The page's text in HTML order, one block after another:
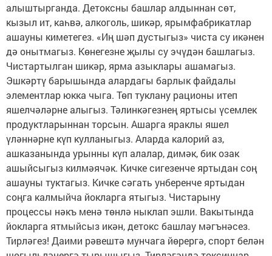
алыштырганда. Детоксны башлар алдыннан сөт,
кызыл ит, каһвә, алкоголь, шикәр, ярымфабрикатлар
ашауны киметегез. «Иң шәп дустыгыз» чиста су икәнен
дә онытмагыз. Көнегезне җылы су эчүдән башлагыз.
Чистартылган шикәр, ярма азыклары ашамагыз.
Эшкәртү барышында алардагы барлык файдалы
элементлар юкка чыга. Төп туклану рационы итеп
яшелчәләрне алыгыз. Тәлинкәгезнең яртысы үсемлек
продуктларыннан торсын. Ашарга яраклы яшел
үләннәрне күп кулланыгыз. Аларда калорий аз,
ашказанында урынны күп алалар, димәк, бик озак
ашыйсыгыз килмәячәк. Кичке сигезенче яртыдан соң
ашауны туктагыз. Кичке сәгать унберенче яртыдан
соңга калмыйча йокларга ятыгыз. Чистарыну
процессы нәкъ менә төнлә ныклап эшли. Вакытында
йокларга ятмыйсыз икән, детокс башлау мәгънәсез.
Тирләгез! Даими рәвештә мунчага йөрергә, спорт белән